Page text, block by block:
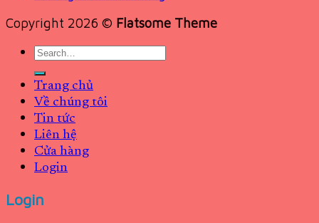
Copyright 2026 © Flatsome Theme
Search
Trang chủ
Về chúng tôi
Tin tức
Liên hệ
Cửa hàng
Login
Login